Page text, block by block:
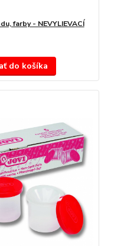
farby - NEVYLIEVACÍ
do košíka